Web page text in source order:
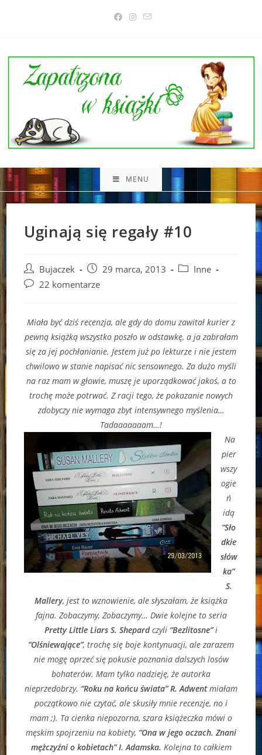
MENU
Uginają się regały #10
Post
author:
Bujaczek
Post
published:
29 marca, 2013
PostInne
Post22 komentarze
Miała być dziś recenzja, ale gdy do domu zawitał kurier z
pewną książką wszystko poszło w odstawkę, a ja zabrałam
się za jej pochłanianie. Jestem już po lekturze i nie jestem
chwilowo w stanie napisać nic sensownego. Za dużo myśli
na raz mam w głowie, muszę je uporządkować jakoś, a to
trochę może potrwać. Z racji tego, że pokazanie nowych
zdobyczy nie wymaga zbyt intensywnego myślenia…
Tadaaaaaaam…!
Na
pier
wszy
ogie
ń
idą
“Sło
dkie
słów
ka”
S.
Mallery, jest to wznowienie, ale słyszałam, że książka
fajna. Zobaczymy, Zobaczymy… Dwie kolejne to seria
Pretty Little Liars S. Shepardczyli “Bezlitosne”i
“Olśniewające”, trochę się boje kontynuacji, ale zarazem
nie mogę oprzeć się pokusie poznania dalszych losów
bohaterów. Mam tylko nadzieję, że autorka
nieprzedobrzy. “Roku na końcu świata” R. Adwentmiałam
początkowo nie czytać, ale skusiły mnie recenzje, no i
mam ;). Ta cienka niepozorna, szara książeczka mówi o
męskim spojrzeniu na kobiety, “Ona w jego oczach. Znani
mężczyźni o kobietach” I. Adamska. Kolejna to całkiem